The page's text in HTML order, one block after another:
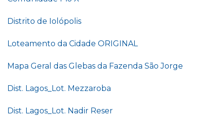
Distrito de Iolópolis
Loteamento da Cidade ORIGINAL
Mapa Geral das Glebas da Fazenda São Jorge
Dist. Lagos_Lot. Mezzaroba
Dist. Lagos_Lot. Nadir Reser